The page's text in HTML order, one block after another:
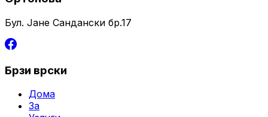
Бул. Јане Сандански бр.17
Брзи врски
Дома
За